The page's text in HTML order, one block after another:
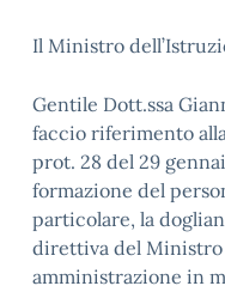
Il Ministro
Gentile Dott.ssa
faccio riferimento
prot. 28 del 29
formazione del
particolare, la
direttiva del Ministro
amministrazione in